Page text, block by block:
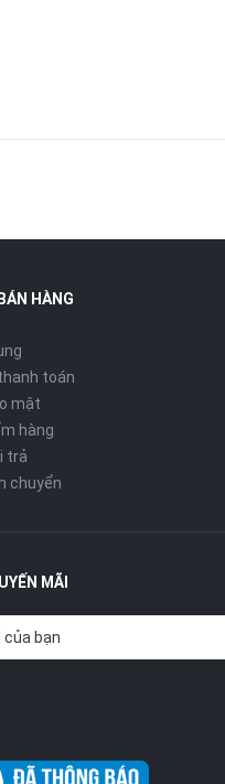
HÀNG
toán
mật
hàng
trả
chuyển
MÃI